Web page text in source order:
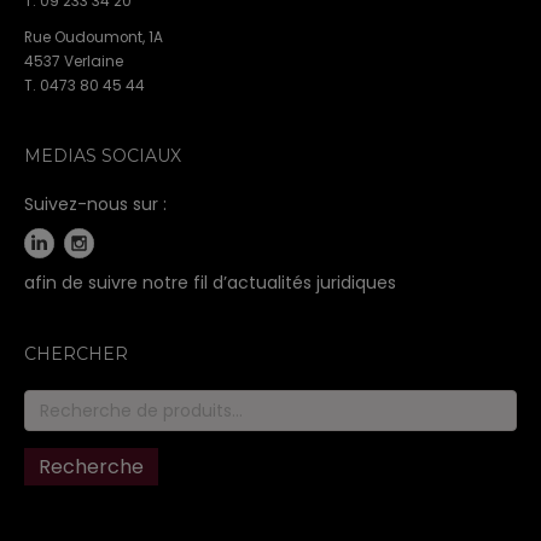
Rue Oudoumont, 1A
4537 Verlaine
T. 0473 80 45 44
MEDIAS SOCIAUX
Suivez-nous sur :
afin de suivre notre fil d’actualités juridiques
CHERCHER
Recherche
pour :
Recherche